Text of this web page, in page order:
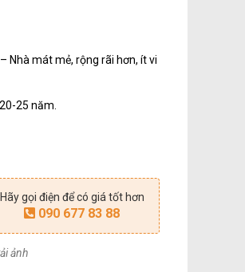
Nhà mát mẻ, rộng rãi hơn, ít vi
25 năm.
Hãy gọi điện để có giá tốt hơn
090 677 83 88
ảnh